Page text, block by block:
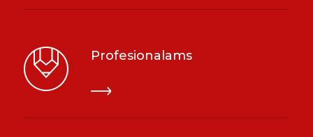
Profesionalams